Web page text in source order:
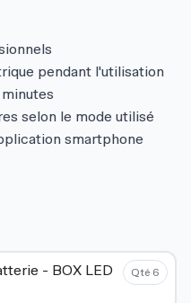
pendant l'utilisation
selon le mode utilisé
smartphone
- BOX LED Qté 6